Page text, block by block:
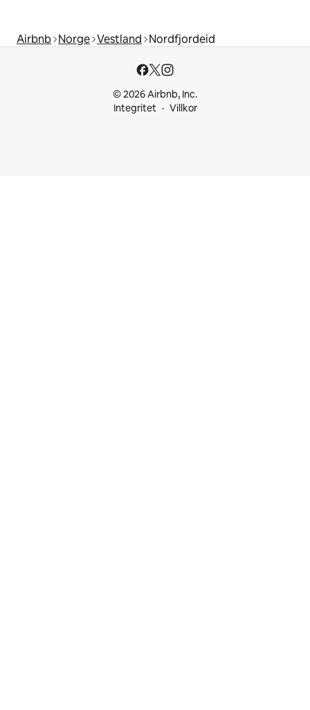
Airbnb Norge Vestland Nordfjordeid
© 2026 Airbnb, Inc.
Integritet
Villkor